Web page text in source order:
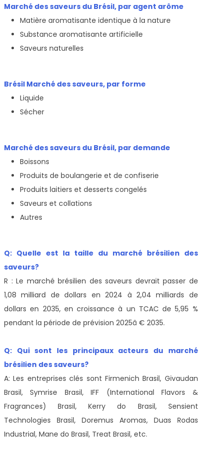
Marché des saveurs du Brésil, par agent arôme
Matière aromatisante identique à la nature
Substance aromatisante artificielle
Saveurs naturelles
Brésil Marché des saveurs, par forme
Liquide
Sécher
Marché des saveurs du Brésil, par demande
Boissons
Produits de boulangerie et de confiserie
Produits laitiers et desserts congelés
Saveurs et collations
Autres
Q: Quelle est la taille du marché brésilien des
saveurs?
R : Le marché brésilien des saveurs devrait passer de
1,08 milliard de dollars en 2024 à 2,04 milliards de
dollars en 2035, en croissance à un TCAC de 5,95 %
pendant la période de prévision 2025â € 2035.
Q: Qui sont les principaux acteurs du marché
brésilien des saveurs?
A: Les entreprises clés sont Firmenich Brasil, Givaudan
Brasil, Symrise Brasil, IFF (International Flavors &
Fragrances) Brasil, Kerry do Brasil, Sensient
Technologies Brasil, Doremus Aromas, Duas Rodas
Industrial, Mane do Brasil, Treat Brasil, etc.